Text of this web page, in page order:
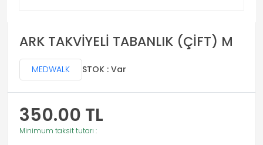
ARK TAKVİYELİ TABANLIK (ÇİFT) M
MEDWALK STOK : Var
350.00 TL
Minimum taksit tutarı :